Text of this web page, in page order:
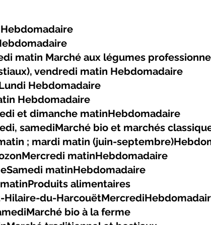
matin Marché aux légumes
vendredi matin Hebdomadaire
Hebdomadaire
Hebdomadaire
et dimanche matinHebdomadaire
samediMarché bio et marchés
; mardi matin (juin-
matinHebdomadaire
matinHebdomadaire
alimentaires
du-
bio à la ferme